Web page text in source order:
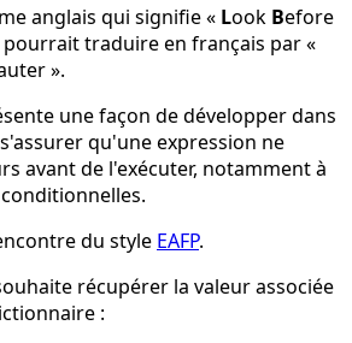
anglais qui signifie « Look Before
pourrait traduire en français par «
».
une façon de développer dans
qu'une expression ne
avant de l'exécuter, notamment à
du style EAFP.
récupérer la valeur associée
: